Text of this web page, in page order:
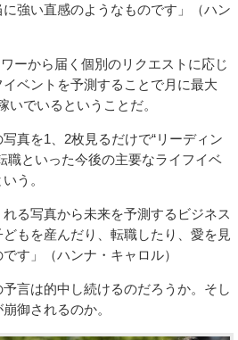
強い直感のようなものです」（ハン
ーから届く個別のリクエストに応じ
ベントを予測することで月に最大
いでいるということだ。
真を1、2枚見るだけで“リーディン
職といった今後の主要なライフイベ
う。
れる写真から未来を予測するビジネス
もを産んだり、転職したり、愛を見
す」（ハンナ・キャロル）
言は的中し続けるのだろうか。そし
御されるのか。